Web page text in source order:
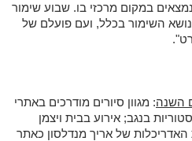
במקום מרכזי בו. שבוע שימור
השימור בכלל, ועם פועלם של
השנה: מגוון סיורים מודרכים באתרי
בנגב; אירוע בבית ויצמן
האדריכלות של אריך מנדלסון כאתר